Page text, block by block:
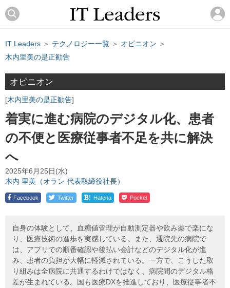
IT Leaders ＞ テクノロジー一覧 ＞ オピニオン ＞
木内里美の是正勧告
オピニオン
木内里美の是正勧告
着実に進む病院のデジタル化、患者
の不便と医療従事者不足を共に解決
へ
2025年6月25日(水)
木内 里美（オラン 代表取締役社長）
Facebook Twitter ! Hatena Pocket
自身の体験として、血糖値管理が自動測定器や飲み薬で楽にな
り、医療技術の進歩を実感している。また、通院先の病院で
は、アプリでの順番確認や後払い会計などのデジタル化が進
み、患者の負担が大幅に軽減されている。一方で、こうした取
り組みは全病院に共通するわけではなく、病院間のデジタル格
差が生まれている。国も医療DXを推進しており、医療従事者不